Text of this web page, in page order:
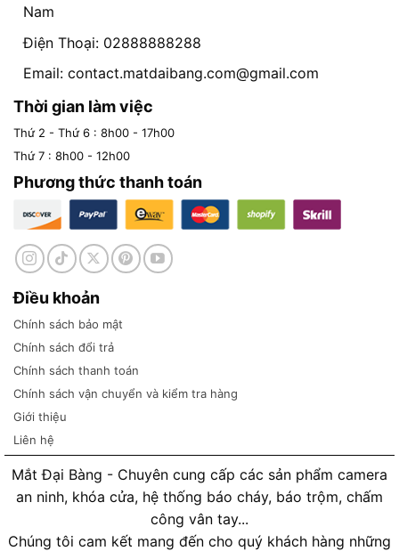
Nam
Điện Thoại: 02888888288
Email: contact.matdaibang.com@gmail.com
Thời gian làm việc
Thứ 2 - Thứ 6 : 8h00 - 17h00
Thứ 7 : 8h00 - 12h00
Phương thức thanh toán
Điều khoản
Chính sách bảo mật
Chính sách đổi trả
Chính sách thanh toán
Chính sách vận chuyển và kiểm tra hàng
Giới thiệu
Liên hệ
Mắt Đại Bàng - Chuyên cung cấp các sản phẩm camera
an ninh, khóa cửa, hệ thống báo cháy, báo trộm, chấm
công vân tay...
Chúng tôi cam kết mang đến cho quý khách hàng những